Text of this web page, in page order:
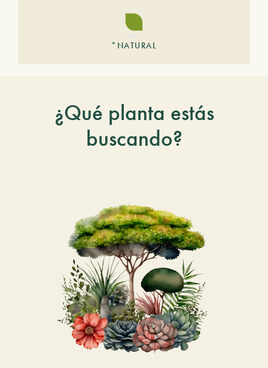
*NATURAL
¿Qué planta estás
buscando?